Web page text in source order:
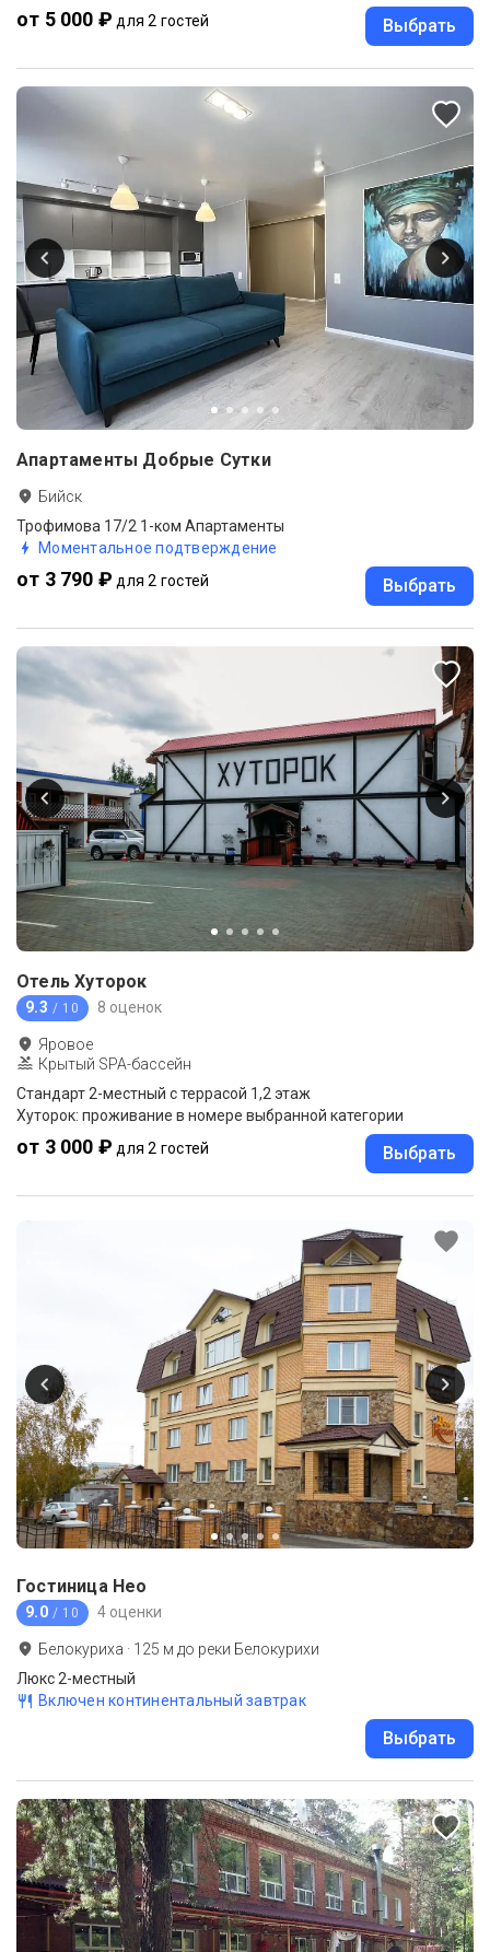
от 5 000 ₽ для 2 гостей Выбрать
Апартаменты Добрые Сутки
Бийск
Трофимова 17/2 1-ком Апартаменты
Моментальное подтверждение
от 3 790 ₽ для 2 гостей Выбрать
Отель Хуторок
9.3 / 10 8 оценок
Яровое
Крытый SPA-бассейн
Стандарт 2-местный с террасой 1,2 этаж
Хуторок: проживание в номере выбранной категории
от 3 000 ₽ для 2 гостей Выбрать
Гостиница Нео
9.0 / 10 4 оценки
Белокуриха · 125 м до реки Белокурихи
Люкс 2-местный
Включен континентальный завтрак
Выбрать